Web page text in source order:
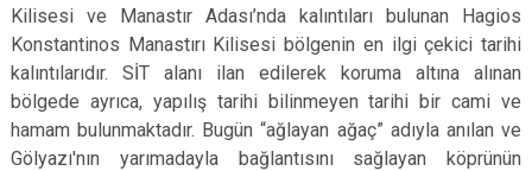
Kilisesi ve Manastır Adası’nda kalıntıları bulunan Hagios
Konstantinos Manastırı Kilisesi bölgenin en ilgi çekici tarihi
kalıntılarıdır. SİT alanı ilan edilerek koruma altına alınan
bölgede ayrıca, yapılış tarihi bilinmeyen tarihi bir cami ve
hamam bulunmaktadır. Bugün “ağlayan ağaç” adıyla anılan ve
Gölyazı'nın yarımadayla bağlantısını sağlayan köprünün